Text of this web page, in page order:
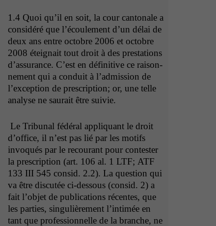
1.4 Quoi qu’il en soit, la cour can­tonale a
con­sid­éré que l’é­coule­ment d’un délai de
deux ans entre octo­bre 2006 et octo­bre
2008 éteignait tout droit à des presta­tions
d’as­sur­ance. C’est en défini­tive ce raison­
nement qui a con­duit à l’ad­mis­sion de
l’ex­cep­tion de pre­scrip­tion; or, une telle
analyse ne saurait être suivie.
Le Tri­bunal fédéral appli­quant le droit
d’of­fice, il n’est pas lié par les motifs
invo­qués par le recourant pour con­tester
la pre­scrip­tion (art. 106 al. 1 LTF; ATF
133 III545 con­sid. 2.2). La ques­tion qui
va être dis­cutée ci-dessous (con­sid. 2) a
fait l’ob­jet de pub­li­ca­tions récentes, que
les par­ties, sin­gulière­ment l’in­timée en
tant que pro­fes­sion­nelle de la branche, ne